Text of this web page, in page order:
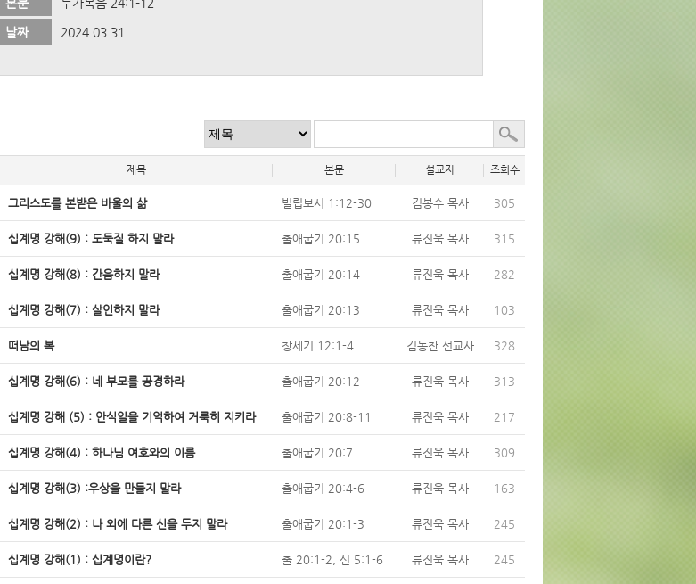
날짜 2024.03.31
제목 본문 설교자 조회수
그리스도를 본받은 바울의 삶 빌립보서 1:12-30 김봉수 목사 305
십계명 강해(9) : 도둑질 하지 말라 출애굽기 20:15 류진욱 목사 315
십계명 강해(8) : 간음하지 말라 출애굽기 20:14 류진욱 목사 282
십계명 강해(7) : 살인하지 말라 출애굽기 20:13 류진욱 목사 103
떠남의 복 창세기 12:1-4 김동찬 선교사 328
십계명 강해(6) : 네 부모를 공경하라 출애굽기 20:12 류진욱 목사 313
십계명 강해 (5) : 안식일을 기억하여 거룩히 지키라 출애굽기 20:8-11 류진욱 목사 217
십계명 강해(4) : 하나님 여호와의 이름 출애굽기 20:7 류진욱 목사 309
십계명 강해(3) :우상을 만들지 말라 출애굽기 20:4-6 류진욱 목사 163
십계명 강해(2) : 나 외에 다른 신을 두지 말라 출애굽기 20:1-3 류진욱 목사 245
십계명 강해(1) : 십계명이란? 출 20:1-2, 신 5:1-6 류진욱 목사 245